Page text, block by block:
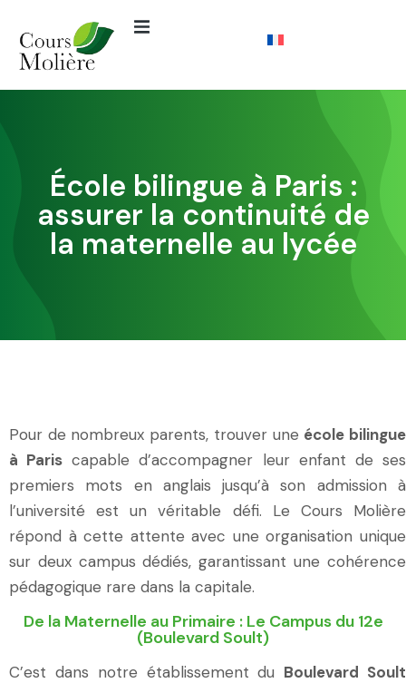
École bilingue à Paris :
assurer la continuité de
la maternelle au lycée
Pour de nombreux parents, trouver une école bilingue
à Paris capable d’accompagner leur enfant de ses
premiers mots en anglais jusqu’à son admission à
l’université est un véritable défi. Le Cours Molière
répond à cette attente avec une organisation unique
sur deux campus dédiés, garantissant une cohérence
pédagogique rare dans la capitale.
De la Maternelle au Primaire : Le Campus du 12e
(Boulevard Soult)
C’est dans notre établissement du Boulevard Soult